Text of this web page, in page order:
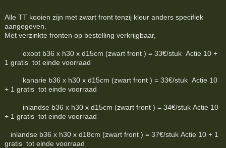
Alle TT kooien zijn met zwart front tenzij kleur anders specifiek
aangegeven.
Met verzinkte fronten op bestelling verkrijgbaar,
exoot b36 x h30 x d15cm (zwart front ) = 33€/stuk Actie 10 +
1 gratis tot einde voorraad
kanarie b36 x h30 x d15cm (zwart front ) = 33€/stuk Actie 10
+ 1 gratis tot einde voorraad
inlandse b36 x h30 x d15cm (zwart front ) = 34€/stuk Actie 10
+ 1 gratis tot einde voorraad
inlandse b36 x h30 x d18cm (zwart front ) = 37€/stuk Actie 10 + 1
gratis tot einde voorraad